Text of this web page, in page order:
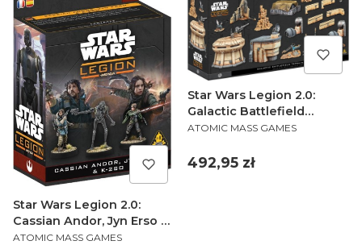
Star Wars Legion 2.0:
Cassian Andor, Jyn Erso &
K-2SO
PRODUCENT
ATOMIC MASS GAMES
Star Wars Legion 2.0:
Galactic Battlefield
Terrain Starter Set
PRODUCENT
ATOMIC MASS GAMES
Cena
492,95 zł